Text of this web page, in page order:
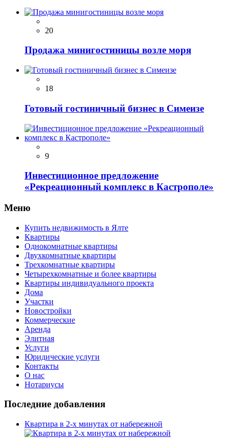
20
Продажа минигостиницы возле моря
18
Готовый гостиничный бизнес в Симеизе
9
Инвестиционное предложение
«Рекреационный комплекс в Кастрополе»
Меню
Купить недвижимость в Ялте
Квартиры
Однокомнатные квартиры
Двухкомнатные квартиры
Трехкомнатные квартиры
Четырехкомнатные и более квартиры
Квартиры индивидуального проекта
Дома
Участки
Новостройки
Коммерческие
Аренда
Элитная
Услуги
Юридические услуги
Контакты
О нас
Нотариусы
Последние добавления
Квартира в 2-х минутах от набережной